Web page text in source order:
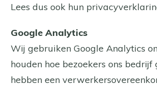
Lees dus ook hun
Google Analytics
Wij gebruiken Google Analytics
houden hoe bezoekers ons
hebben een